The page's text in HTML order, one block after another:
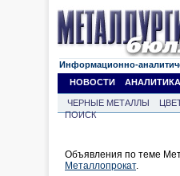
Информационно-
НОВОСТИ
АНАЛИТИКА
ЧЕРНЫЕ МЕТАЛЛЫ
ПОИСК
Объявления по теме
Металлопрокат.